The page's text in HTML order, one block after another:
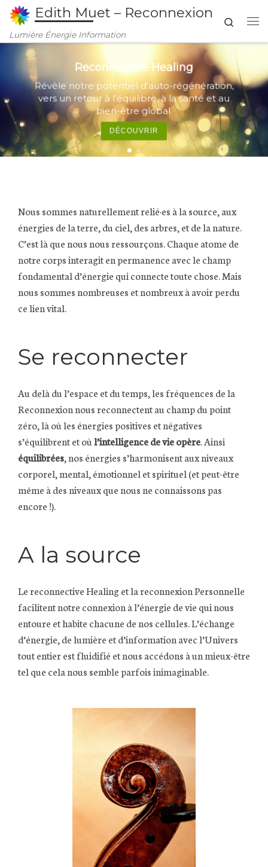
Passer au contenu
Edith Muet – Reconnexion
Lumière Énergie Information
Search
Reconnective Healing
Révèle notre potentiel d’auto-régénération,
vers un retour à l’équilibre, à la santé et au
bien-être global.
DÉCOUVRIR
Nous sommes naturellement relié·es à la source, aux
énergies de la terre, du ciel, des arbres, et de la nature.
C’est là que nous nous ressourçons. Chaque atome de
notre corps interagit en permanence avec le champ
fondamental d’énergie qui connecte toute chose. Mais
nous sommes nombreuses et nombreux à avoir perdu
ce lien vital.
Se reconnecter
Au delà du l’espace et du temps, les fréquences de la
Reconnexion nous reconnectent au champ du point
zéro, là où les énergies positives et négatives
s’équilibrent et où l’intelligence de vie opère. Ainsi
équilibrées, nos énergies s’harmonisent aux niveaux
corporel, mental, émotionnel et spirituel (et peut-être
même à des niveaux que nous ne connaissons pas
encore !).
A la source
Le reconnective Healing et la reconnexion Personnelle
facilitent notre connexion à l’énergie de vie qui nous
entoure et habite chacune de nos cellules. L’échange
d’énergie, de lumière et d’information avec l’Univers
tout entier est fluidifié et nous accédons à un mieux-être
tel que cela nous semble parfois inimaginable.